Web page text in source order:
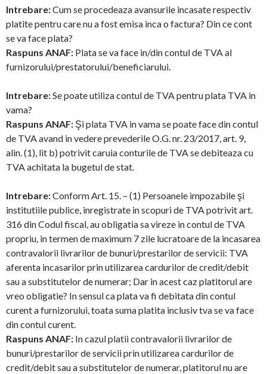
Intrebare:Cum se procedeaza avansurile incasate respectiv
platite pentru care nu a fost emisa inca o factura? Din ce cont
se va face plata?
Raspuns ANAF: Plata se va face in/din contul de TVA al
furnizorului/prestatorului/beneficiarului.
Intrebare:Se poate utiliza contul de TVA pentru plata TVA in
vama?
Raspuns ANAF: Şi plata TVA in vama se poate face din contul
de TVA avand in vedere prevederile O.G. nr. 23/2017, art. 9,
alin. (1), lit b) potrivit caruia conturile de TVA se debiteaza cu
TVA achitata la bugetul de stat.
Intrebare:Conform Art. 15. – (1) Persoanele impozabile şi
institutiile publice, inregistrate in scopuri de TVA potrivit art.
316 din Codul fiscal, au obligatia sa vireze in contul de TVA
propriu, in termen de maximum 7 zile lucratoare de la incasarea
contravalorii livrarilor de bunuri/prestarilor de servicii: TVA
aferenta incasarilor prin utilizarea cardurilor de credit/debit
sau a substitutelor de numerar; Dar in acest caz platitorul are
vreo obligatie? In sensul ca plata va fi debitata din contul
curent a furnizorului, toata suma platita inclusiv tva se va face
din contul curent.
Raspuns ANAF: In cazul platii contravalorii livrarilor de
bunuri/prestarilor de servicii prin utilizarea cardurilor de
credit/debit sau a substitutelor de numerar, platitorul nu are